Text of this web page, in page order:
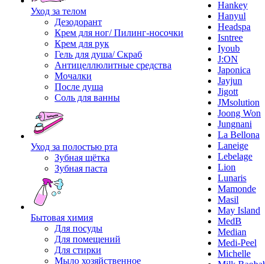
Уход за телом
Дезодорант
Крем для ног/ Пилинг-носочки
Крем для рук
Гель для душа/ Скраб
Антицеллюлитные средства
Мочалки
После душа
Соль для ванны
Уход за полостью рта
Зубная щётка
Зубная паста
Бытовая химия
Для посуды
Для помещений
Для стирки
Мыло хозяйственное
Hankey
Hanyul
Headspa
Isntree
Iyoub
J:ON
Japonica
Jayjun
Jigott
JMsolution
Joong Won
Jungnani
La Bellona
Laneige
Lebelage
Lion
Lunaris
Mamonde
Masil
May Island
MedB
Median
Medi-Peel
Michelle